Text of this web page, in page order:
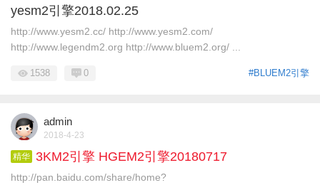
yesm2引擎2018.02.25
http://www.yesm2.cc/ http://www.yesm2.com/
http://www.legendm2.org http://www.bluem2.org/ ...
#BLUEM2引擎
1538 0
admin
2018-4-23
精华 3KM2引擎 HGEM2引擎20180717
http://pan.baidu.com/share/home?